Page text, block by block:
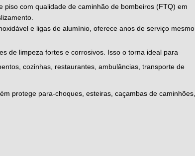
com qualidade de caminhão de bombeiros (FTQ) em
e ligas de alumínio, oferece anos de serviço mesmo
de limpeza fortes e corrosivos. Isso o torna ideal para
cozinhas, restaurantes, ambulâncias, transporte de
protege para-choques, esteiras, caçambas de caminhões,